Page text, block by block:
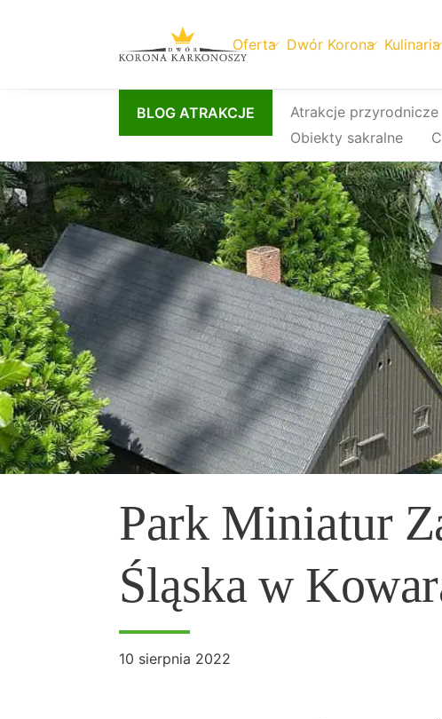
treści
Oferta Dwór Korona Kulinaria
BLOG ATRAKCJE Atrakcje przyrodnicze
Obiekty sakralne
Park Miniatur
Śląska w
10 sierpnia 2022